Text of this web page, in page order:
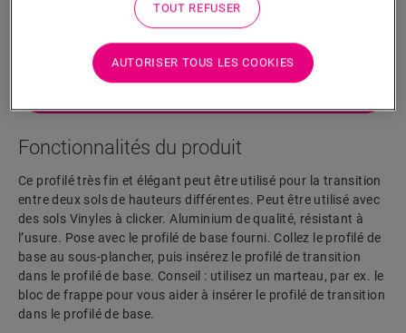
Fonctionnalités du produit
Ce profilé très fin et élégant peut être utilisé pour la transition
entre deux sols de hauteurs différentes. Peut être utilisé avec
des sols Vinyles à clicker. Aluminium de qualité, résistant à
l’usure. Pose avec le profilé de base fourni. Collez le profilé de
base au sous-plancher, puis insérez le profilé de transition
dans le profilé de base. Conseil : utilisez un marteau, par ex. le
bloc de frappe pour vous aider à insérer le profilé de transition
dans le profilé de base.
TOUT REFUSER
AUTORISER TOUS LES COOKIES